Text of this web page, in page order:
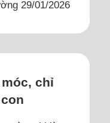
29/01/2026
chỉ